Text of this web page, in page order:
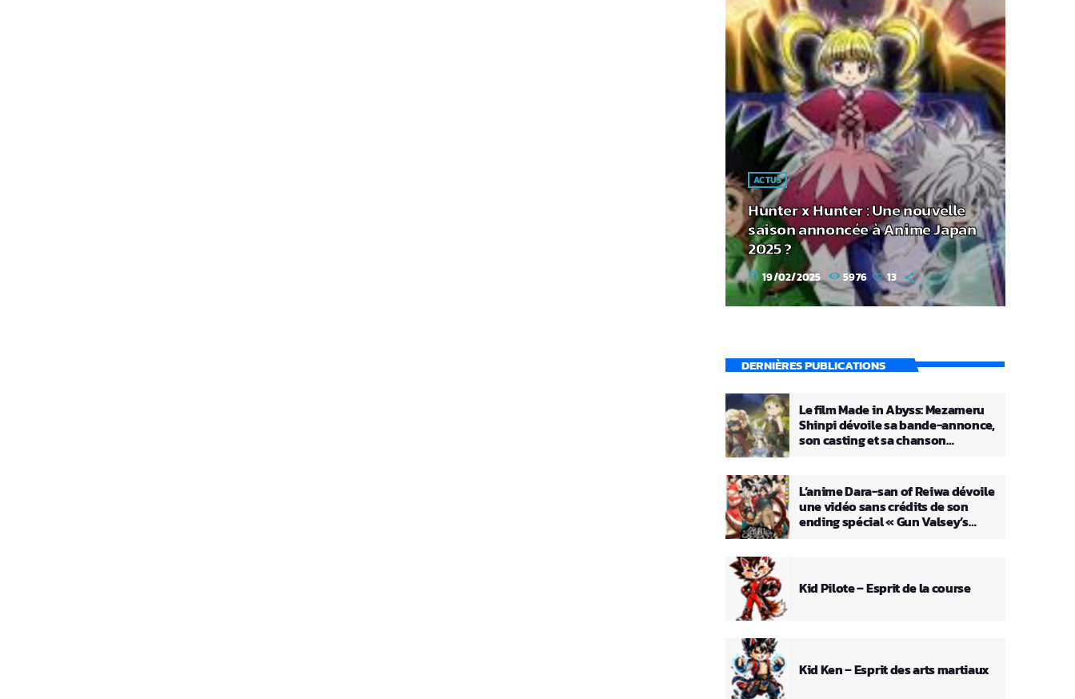
ACTUS
Hunter x Hunter : Une nouvelle
saison annoncée à Anime Japan
2025 ?
today 19/02/2025 5976 13
DERNIÈRES PUBLICATIONS
Le film Made in Abyss: Mezameru
Shinpi dévoile sa bande-annonce,
son casting et sa chanson
L’anime Dara-san of Reiwa dévoile
une vidéo sans crédits de son
ending spécial « Gun Valsey’s
Kid Pilote – Esprit de la course
Kid Ken – Esprit des arts martiaux